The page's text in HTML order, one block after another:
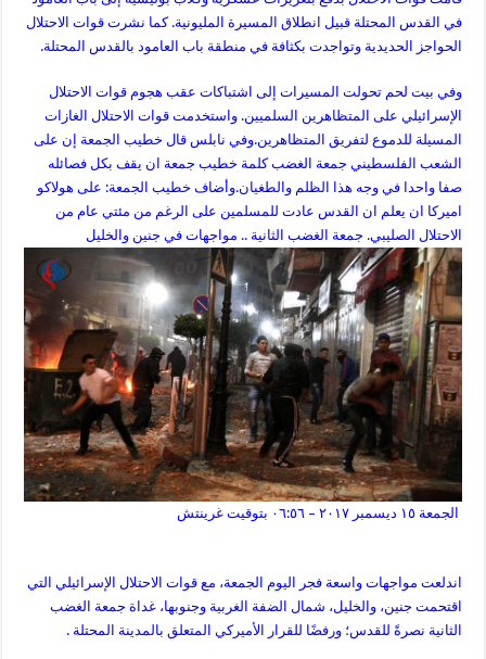
في القدس المحتلة قبيل انطلاق المسيرة المليونية. كما نشرت قوات الاحتلال
الحواجز الحديدية وتواجدت بكثافة في منطقة باب العامود بالقدس المحتلة.
وفي بيت لحم تحولت المسيرات إلى اشتباكات عقب هجوم قوات الاحتلال
الإسرائيلي على المتظاهرين السلميين. واستخدمت قوات الاحتلال الغازات
المسيلة للدموع لتفريق المتظاهرين.وفي نابلس قال خطيب الجمعة إن على
الشعب الفلسطيني جمعة الغضب كلمة خطيب جمعة ان يقف بكل فصائله
صفا واحدا في وجه هذا الظلم والطغيان.وأضاف خطيب الجمعة: على هولاكو
اميركا ان يعلم ان القدس عادت للمسلمين على الرغم من مئتي عام من
الاحتلال الصليبي. جمعة الغضب الثانية .. مواجهات في جنين والخليل
الجمعة ١٥ ديسمبر ٢٠١٧ – ٠٦:٥٦ بتوقيت غرينتش
اندلعت مواجهات واسعة فجر اليوم الجمعة، مع قوات الاحتلال الإسرائيلي التي
اقتحمت جنين، والخليل، شمال الضفة الغربية وجنوبها، غداة جمعة الغضب
الثانية نصرةً للقدس؛ ورفضًا للقرار الأميركي المتعلق بالمدينة المحتلة .